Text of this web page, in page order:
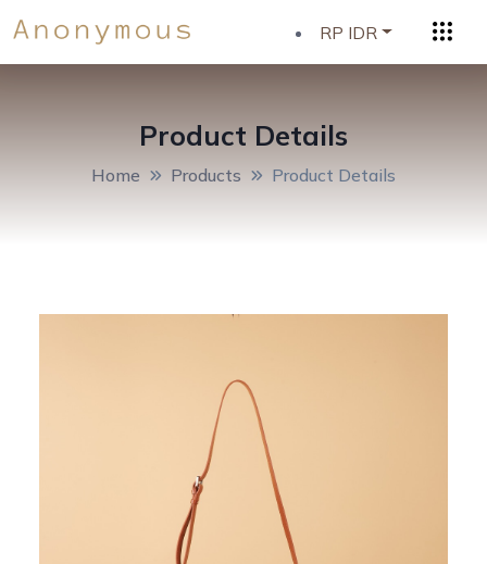
RP IDR
Product Details
Home Products Product Details